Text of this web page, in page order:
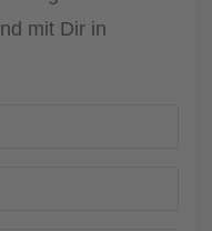
mit Dir in